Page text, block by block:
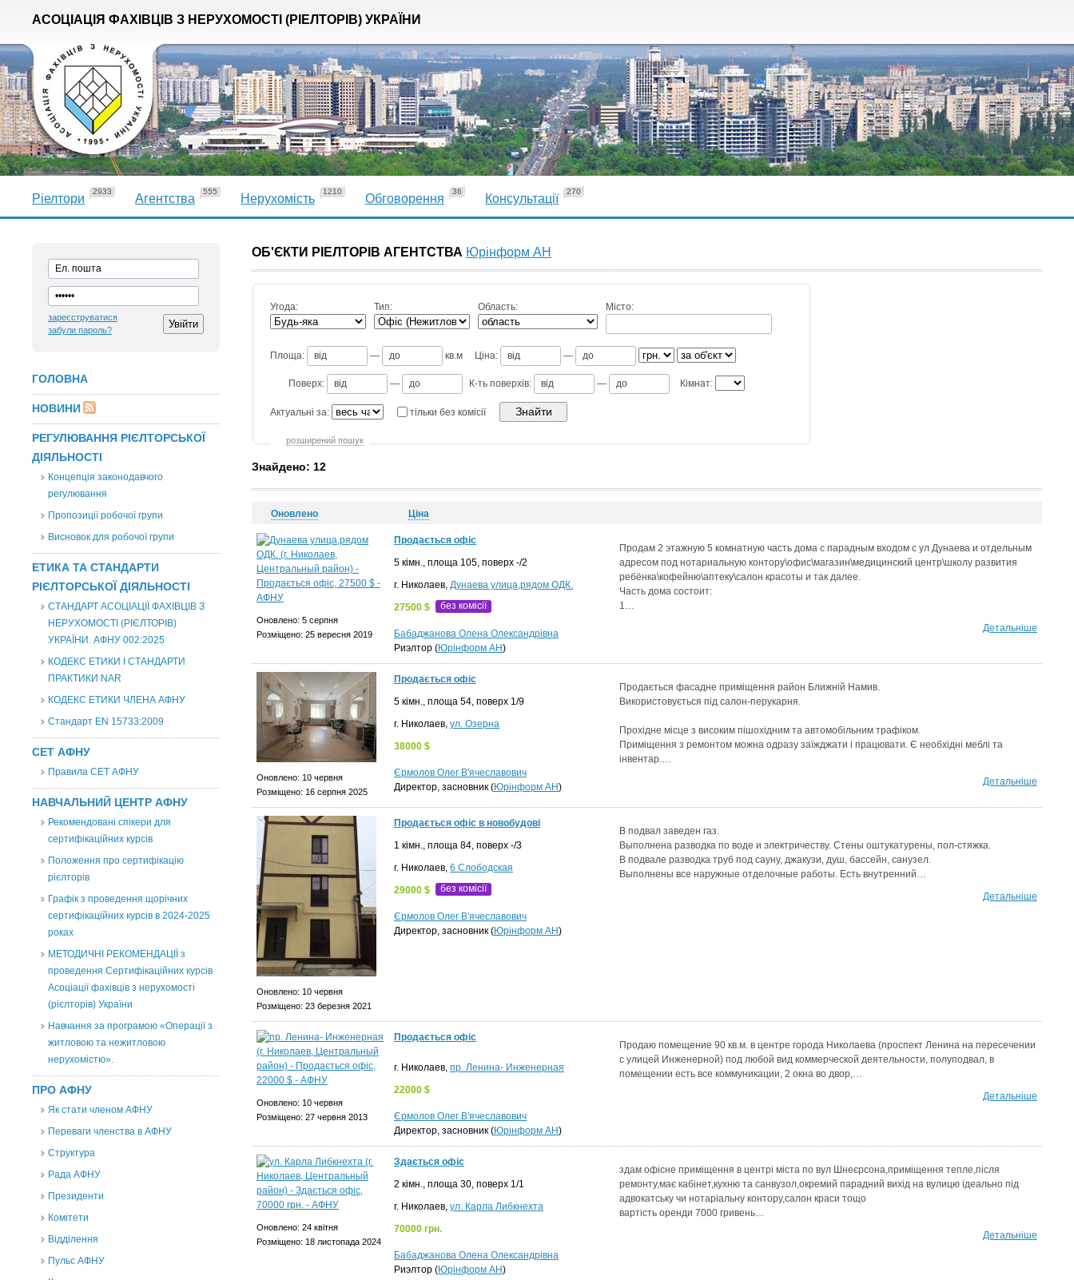
АСОЦІАЦІЯ ФАХІВЦІВ З НЕРУХОМОСТІ (РІЕЛТОРІВ) УКРАЇНИ
Ріелтори
2933
Агентства
555
Нерухомість
1210
Обговорення
36
Консультації
270
зареєструватися
забули пароль?
ГОЛОВНА
НОВИНИ
РЕГУЛЮВАННЯ РІЄЛТОРСЬКОЇ
ДІЯЛЬНОСТІ
Концепція законодавчого
регулювання
Пропозиції робочої групи
Висновок для робочої групи
ЕТИКА ТА СТАНДАРТИ
РІЄЛТОРСЬКОЇ ДІЯЛЬНОСТІ
СТАНДАРТ АСОЦІАЦІЇ ФАХІВЦІВ З
НЕРУХОМОСТІ (РІЄЛТОРІВ)
УКРАЇНИ. АФНУ 002:2025
КОДЕКС ЕТИКИ І СТАНДАРТИ
ПРАКТИКИ NAR
КОДЕКС ЕТИКИ ЧЛЕНА АФНУ
Стандарт EN 15733:2009
СЕТ АФНУ
Правила СЕТ АФНУ
НАВЧАЛЬНИЙ ЦЕНТР АФНУ
Рекомендовані спікери для
сертифікаційних курсів
Положення про сертифікацію
рієлторів
Графік з проведення щорічних
сертифікаційних курсів в 2024-2025
роках
МЕТОДИЧНІ РЕКОМЕНДАЦІЇ з
проведення Сертифікаційних курсів
Асоціації фахівців з нерухомості
(рієлторів) України
Навчання за програмою «Операції з
житловою та нежитловою
нерухомістю».
ПРО АФНУ
Як стати членом АФНУ
Переваги членства в АФНУ
Структура
Рада АФНУ
Президенти
Комітети
Відділення
Пульс АФНУ
ОБ'ЄКТИ РІЕЛТОРІВ АГЕНТСТВА Юрінформ АН
Угода: Тип: Область: Місто:
Площа: — кв.м Ціна: —
Поверх: — К-ть поверхів: — Кімнат:
Актуальні за: тільки без комісії
розширений пошук
Знайдено: 12
Оновлено Ціна
Оновлено: 5 серпня
Розміщено: 25 вересня 2019
Продається офіс
5 кімн., площа 105, поверх -/2
г. Николаев, Дунаева улица,рядом ОДК.
27500 $
без комісії
Бабаджанова Олена Олександрівна
Риэлтор (Юрінформ АН)
Продам 2 этажную 5 комнатную часть дома с парадным входом с ул Дунаева и отдельным
адресом под нотариальную контору\офис\магазин\медицинский центр\школу развития
ребёнка\кофейню\аптеку\салон красоты и так далее.
Часть дома состоит:
1…
Детальніше
Оновлено: 10 червня
Розміщено: 16 серпня 2025
Продається офіс
5 кімн., площа 54, поверх 1/9
г. Николаев, ул. Озерна
38000 $
Єрмолов Олег В'ячеславович
Директор, засновник (Юрінформ АН)
Продається фасадне приміщення район Ближній Намив.
Використовується під салон-перукарня.
Прохідне місце з високим пішохідним та автомобільним трафіком.
Приміщення з ремонтом можна одразу заїжджати і працювати. Є необхідні меблі та
інвентар.…
Детальніше
Оновлено: 10 червня
Розміщено: 23 березня 2021
Продається офіс в новобудові
1 кімн., площа 84, поверх -/3
г. Николаев, 6 Слободская
29000 $
без комісії
Єрмолов Олег В'ячеславович
Директор, засновник (Юрінформ АН)
В подвал заведен газ.
Выполнена разводка по воде и электричеству. Стены оштукатурены, пол-стяжка.
В подвале разводка труб под сауну, джакузи, душ, бассейн, санузел.
Выполнены все наружные отделочные работы. Есть внутренний…
Детальніше
Оновлено: 10 червня
Розміщено: 27 червня 2013
Продається офіс
г. Николаев, пр. Ленина- Инженерная
22000 $
Єрмолов Олег В'ячеславович
Директор, засновник (Юрінформ АН)
Продаю помещение 90 кв.м. в центре города Николаева (проспект Ленина на пересечении
с улицей Инженерной) под любой вид коммерческой деятельности, полуподвал, в
помещении есть все коммуникации, 2 окна во двор,…
Детальніше
Оновлено: 24 квітня
Розміщено: 18 листопада 2024
Здається офіс
2 кімн., площа 30, поверх 1/1
г. Николаев, ул. Карла Либкнехта
70000 грн.
Бабаджанова Олена Олександрівна
Риэлтор (Юрінформ АН)
здам офісне приміщення в центрі міста по вул Шнеєрсона,приміщення тепле,після
ремонту,має кабінет,кухню та санвузол,окремий парадний вихід на вулицю ідеально під
адвокатську чи нотаріальну контору,салон краси тощо
вартість оренди 7000 гривень…
Детальніше